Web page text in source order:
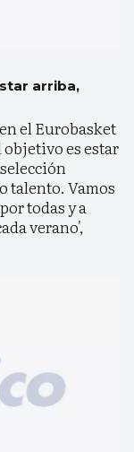
arriba,
el Eurobasket
objetivo es estar
talento. Vamos
todas y a
verano',